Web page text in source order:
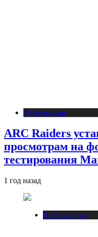
Публикации
ARC Raiders
просмотрам на
тестирования
1 год назад
Публикации